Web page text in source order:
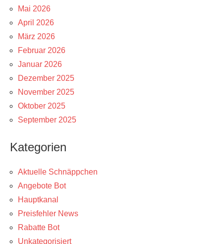
Mai 2026
April 2026
März 2026
Februar 2026
Januar 2026
Dezember 2025
November 2025
Oktober 2025
September 2025
Kategorien
Aktuelle Schnäppchen
Angebote Bot
Hauptkanal
Preisfehler News
Rabatte Bot
Unkategorisiert